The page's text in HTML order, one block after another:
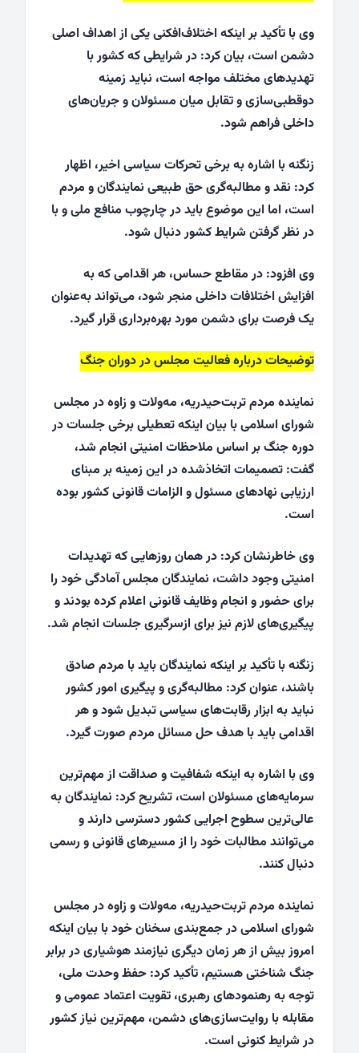
وی با تأکید بر اینکه اختلاف‌افکنی یکی از اهداف اصلی
دشمن است، بیان کرد: در شرایطی که کشور با
تهدیدهای مختلف مواجه است، نباید زمینه
دوقطبی‌سازی و تقابل میان مسئولان و جریان‌های
داخلی فراهم شود.
زنگنه با اشاره به برخی تحرکات سیاسی اخیر، اظهار
کرد: نقد و مطالبه‌گری حق طبیعی نمایندگان و مردم
است، اما این موضوع باید در چارچوب منافع ملی و با
در نظر گرفتن شرایط کشور دنبال شود.
وی افزود: در مقاطع حساس، هر اقدامی که به
افزایش اختلافات داخلی منجر شود، می‌تواند به‌عنوان
یک فرصت برای دشمن مورد بهره‌برداری قرار گیرد.
توضیحات درباره فعالیت مجلس در دوران جنگ
نماینده مردم تربت‌حیدریه، مه‌ولات و زاوه در مجلس
شورای اسلامی با بیان اینکه تعطیلی برخی جلسات در
دوره جنگ بر اساس ملاحظات امنیتی انجام شد،
گفت: تصمیمات اتخاذشده در این زمینه بر مبنای
ارزیابی نهادهای مسئول و الزامات قانونی کشور بوده
است.
وی خاطرنشان کرد: در همان روزهایی که تهدیدات
امنیتی وجود داشت، نمایندگان مجلس آمادگی خود را
برای حضور و انجام وظایف قانونی اعلام کرده بودند و
پیگیری‌های لازم نیز برای ازسرگیری جلسات انجام شد.
زنگنه با تأکید بر اینکه نمایندگان باید با مردم صادق
باشند، عنوان کرد: مطالبه‌گری و پیگیری امور کشور
نباید به ابزار رقابت‌های سیاسی تبدیل شود و هر
اقدامی باید با هدف حل مسائل مردم صورت گیرد.
وی با اشاره به اینکه شفافیت و صداقت از مهم‌ترین
سرمایه‌های مسئولان است، تشریح کرد: نمایندگان به
عالی‌ترین سطوح اجرایی کشور دسترسی دارند و
می‌توانند مطالبات خود را از مسیرهای قانونی و رسمی
دنبال کنند.
نماینده مردم تربت‌حیدریه، مه‌ولات و زاوه در مجلس
شورای اسلامی در جمع‌بندی سخنان خود با بیان اینکه
امروز بیش از هر زمان دیگری نیازمند هوشیاری در برابر
جنگ شناختی هستیم، تأکید کرد: حفظ وحدت ملی،
توجه به رهنمودهای رهبری، تقویت اعتماد عمومی و
مقابله با روایت‌سازی‌های دشمن، مهم‌ترین نیاز کشور
در شرایط کنونی است.